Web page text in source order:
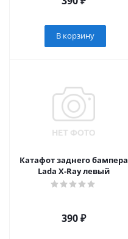
В корзину
Катафот заднего бампера
Lada X-Ray левый
390₽